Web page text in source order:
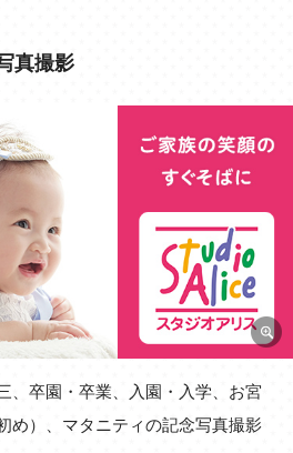
真撮影
、卒園・卒業、入園・入学、お宮
め）、マタニティの記念写真撮影